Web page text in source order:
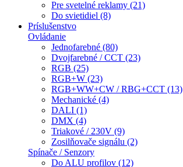
Pre svetelné reklamy (21)
Do svietidiel (8)
Príslušenstvo
Ovládanie
Jednofarebné (80)
Dvojfarebné / CCT (23)
RGB (25)
RGB+W (23)
RGB+WW+CW / RBG+CCT (13)
Mechanické (4)
DALI (1)
DMX (4)
Triakové / 230V (9)
Zosilňovače signálu (2)
Spínače / Senzory
Do ALU profilov (12)